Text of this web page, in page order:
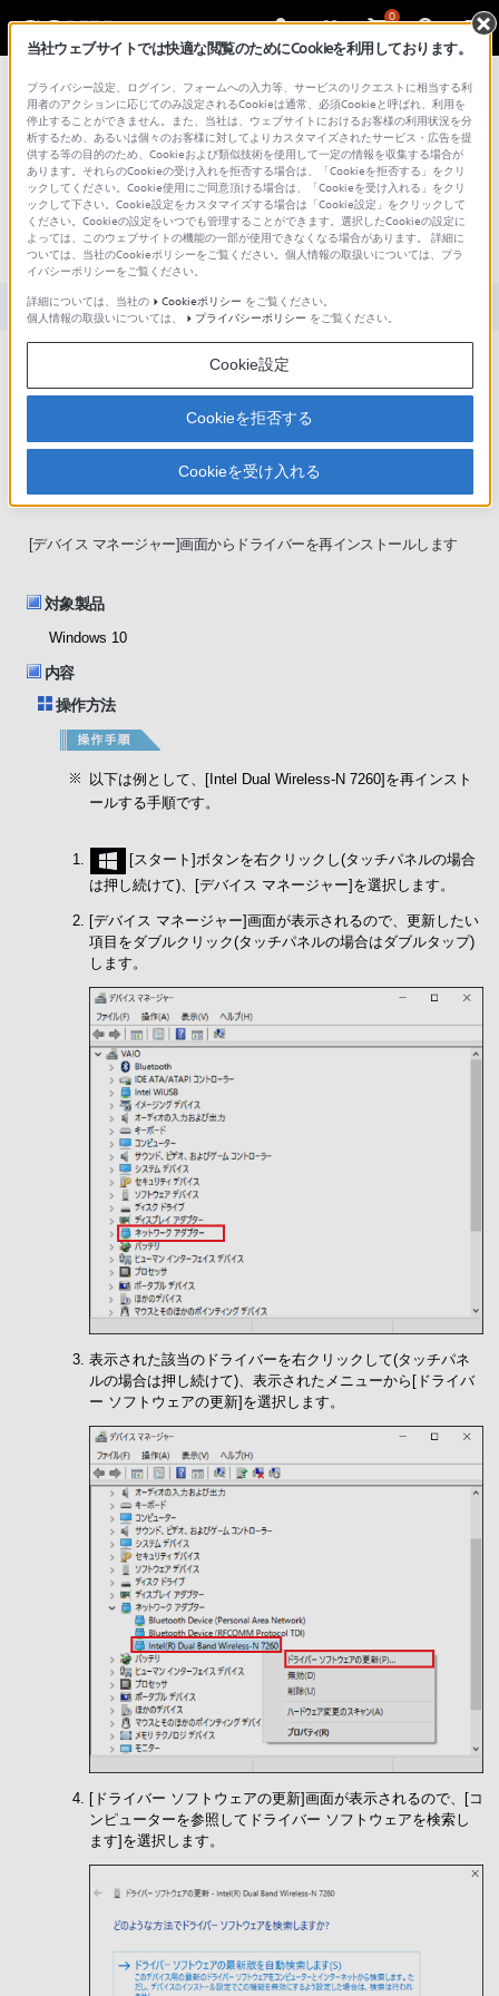
0
総合サポート・お問い合わせ
文書番号 : S1506220072410 / 最終更新日 : 2025/03/11
[Windows 10] ドライバーを再インスト
ールする方法
対象製品カテゴリー・製品
ドライバーの更新方法について。
ドライバーの組み込み直しを行いたいです。
ドライバーを再インストールする方法を教えてください。
購入時にインストールされているドライバーに戻す方法を教え
[デバイス マネージャー]画面からドライバーを再インストールします
対象製品
Windows 10
内容
操作方法
以下は例として、[Intel Dual Wireless-N 7260]を再インスト
ールする手順です。
[スタート]ボタンを右クリックし(タッチパネルの場合
は押し続けて)、[デバイス マネージャー]を選択します。
[デバイス マネージャー]画面が表示されるので、更新したい
項目をダブルクリック(タッチパネルの場合はダブルタップ)
します。
表示された該当のドライバーを右クリックして(タッチパネ
ルの場合は押し続けて)、表示されたメニューから[ドライバ
ー ソフトウェアの更新]を選択します。
[ドライバー ソフトウェアの更新]画面が表示されるので、[コ
ンピューターを参照してドライバー ソフトウェアを検索し
ます]を選択します。
当社ウェブサイトでは快適な閲覧のためにCookieを利用しております。
プライバシー設定、ログイン、フォームへの入力等、サービスのリクエストに相当する利
用者のアクションに応じてのみ設定されるCookieは通常、必須Cookieと呼ばれ、利用を
停止することができません。また、当社は、ウェブサイトにおけるお客様の利用状況を分
析するため、あるいは個々のお客様に対してよりカスタマイズされたサービス・広告を提
供する等の目的のため、Cookieおよび類似技術を使用して一定の情報を収集する場合が
あります。それらのCookieの受け入れを拒否する場合は、「Cookieを拒否する」をクリ
ックしてください。Cookie使用にご同意頂ける場合は、「Cookieを受け入れる」をクリ
ックして下さい。Cookie設定をカスタマイズする場合は「Cookie設定」をクリックして
ください。Cookieの設定をいつでも管理することができます。選択したCookieの設定に
よっては、このウェブサイトの機能の一部が使用できなくなる場合があります。 詳細に
ついては、当社のCookieポリシーをご覧ください。個人情報の取扱いについては、プラ
イバシーポリシーをご覧ください。
詳細については、当社の
Cookieポリシー をご覧ください。
個人情報の取扱いについては、
プライバシーポリシー をご覧ください。
Cookie設定
Cookieを拒否する
Cookieを受け入れる